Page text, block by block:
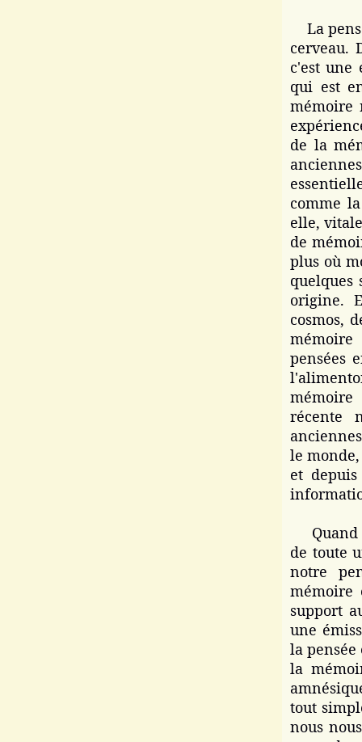
La
cerveau.
c'est une
qui est
mémoire
de la
comme
elle,
de
plus où
quelques
origine.
cosmos,
mémoire
pensées
mémoire
récente
le
et
Quand
de toute
notre
mémoire
support
une
la
la
tout
nous